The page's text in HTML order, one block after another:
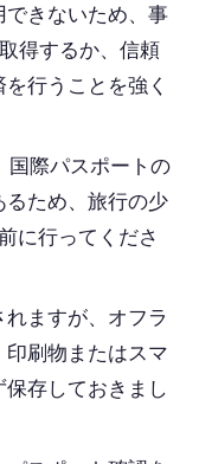
きないため、事
得するか、信頼
行うことを強く
国際パスポートの
ため、旅行の少
に行ってくださ
ますが、オフラ
刷物またはスマ
存しておきまし